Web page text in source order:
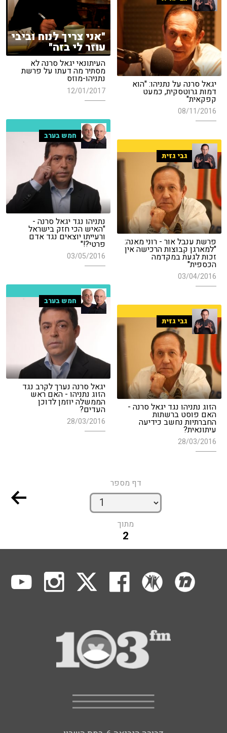
"אני צריך לנוח וביבי
עוזר לי בזה"
העיתונאי יגאל סרנה לא
מסתיר מה דעתו על פרשת
נתניהו-מוזס
12/01/2017
יגאל סרנה על נתניהו: "הוא
דמות גרוטסקית, כמעט
קפקאית"
08/11/2016
חמש בערב
נתניהו נגד יגאל סרנה -
"האיש הכי חזק בישראל
ורעייתו יוצאים נגד אדם
פרטי?!"
03/05/2016
גבי גזית
פרשת ענבל אור - רוני מאנה:
"למארגן קבוצות הרכישה אין
זכות לגעת במקדמה
הכספית"
03/04/2016
חמש בערב
יגאל סרנה נערך לקרב נגד
הזוג נתניהו - האם ראש
הממשלה יוזמן לדוכן
העדים?
28/03/2016
גבי גזית
הזוג נתניהו נגד יגאל סרנה -
האם פוסט ברשתות
החברתיות נחשב כידיעה
עיתונאית?
28/03/2016
דף מספר
מתוך
2